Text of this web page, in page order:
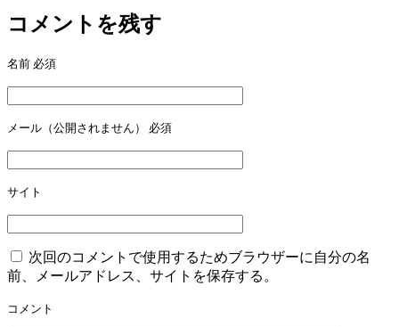
ビ
ー
シ
ョ
ン
コメントを残す
名前 必須
メール（公開されません） 必須
サイト
次回のコメントで使用するためブラウザーに自分の名
前、メールアドレス、サイトを保存する。
コメント